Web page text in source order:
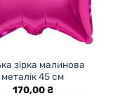
зірка малинова
металік 45 см
170,00₴